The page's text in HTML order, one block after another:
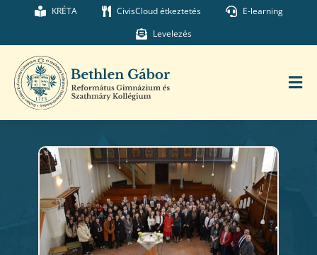
Kihagyás KRÉTA CivisCloud étkeztetés
E-learning
Levelezés
Iskolánk
Munkatársaink